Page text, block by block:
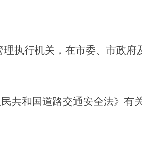
执行机关，在市委、市政府
共和国道路交通安全法》有